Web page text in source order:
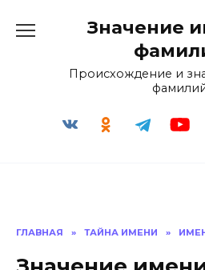
Значение
Происхождение и
ГЛАВНАЯ » ТАЙНА ИМЕНИ »